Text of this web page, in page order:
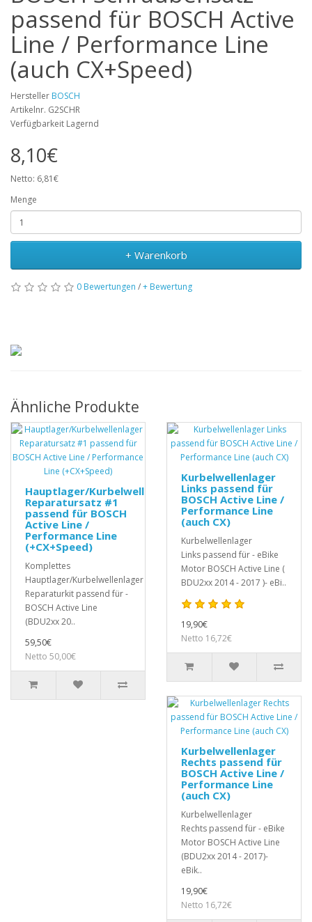
passend für BOSCH Active
Line / Performance Line
(auch CX+Speed)
Hersteller BOSCH
Artikelnr. G2SCHR
Verfügbarkeit Lagernd
8,10€
Netto: 6,81€
Menge
+ Warenkorb
0 Bewertungen /+ Bewertung
Ähnliche Produkte
Hauptlager/Kurbelwellenlager
Reparatursatz #1
passend für BOSCH
Active Line /
Performance Line
(+CX+Speed)
Komplettes
Hauptlager/Kurbelwellenlager
Reparaturkit passend für -
BOSCH Active Line
(BDU2xx 20..
59,50€
Netto 50,00€
Kurbelwellenlager
Links passend für
BOSCH Active Line /
Performance Line
(auch CX)
Kurbelwellenlager
Links passend für - eBike
Motor BOSCH Active Line (
BDU2xx 2014 - 2017 )- eBi..
19,90€
Netto 16,72€
Kurbelwellenlager
Rechts passend für
BOSCH Active Line /
Performance Line
(auch CX)
Kurbelwellenlager
Rechts passend für - eBike
Motor BOSCH Active Line
(BDU2xx 2014 - 2017)-
eBik..
19,90€
Netto 16,72€